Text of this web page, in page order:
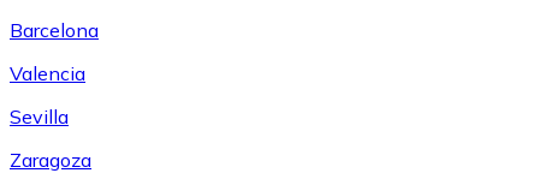
Barcelona
Valencia
Sevilla
Zaragoza